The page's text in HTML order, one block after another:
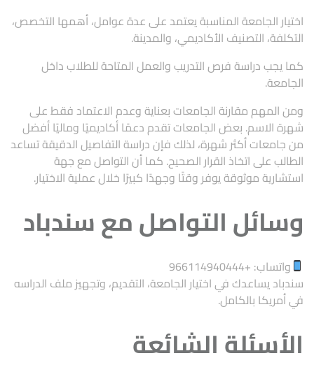
اختيار الجامعة المناسبة يعتمد على عدة عوامل، أهمها التخصص،
التكلفة، التصنيف الأكاديمي، والمدينة.
كما يجب دراسة فرص التدريب والعمل المتاحة للطلاب داخل
الجامعة.
ومن المهم مقارنة الجامعات بعناية وعدم الاعتماد فقط على
شهرة الاسم. بعض الجامعات تقدم دعمًا أكاديميًا وماليًا أفضل
من جامعات أكثر شهرة، لذلك فإن دراسة التفاصيل الدقيقة تساعد
الطالب على اتخاذ القرار الصحيح. كما أن التواصل مع جهة
استشارية موثوقة يوفر وقتًا وجهدًا كبيرًا خلال عملية الاختيار.
وسائل التواصل مع سندباد
واتساب: +966114940444
سندباد يساعدك في اختيار الجامعة، التقديم، وتجهيز ملف الدراسه
في أمريكا بالكامل.
الأسئلة الشائعة